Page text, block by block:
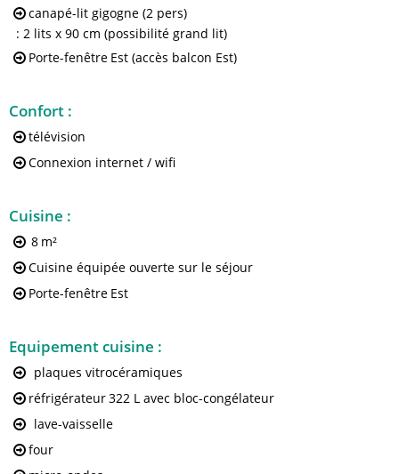
canapé-lit gigogne (2 pers)
: 2 lits x 90 cm (possibilité grand lit)
Porte-fenêtre Est (accès balcon Est)
Confort :
télévision
Connexion internet / wifi
Cuisine :
8 m²
Cuisine équipée ouverte sur le séjour
Porte-fenêtre Est
Equipement cuisine :
plaques vitrocéramiques
réfrigérateur322 L avec bloc-congélateur
lave-vaisselle
four